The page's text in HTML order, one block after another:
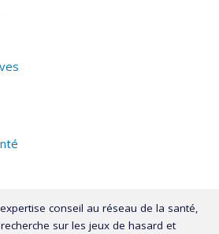
conseil au réseau de la santé,
sur les jeux de hasard et